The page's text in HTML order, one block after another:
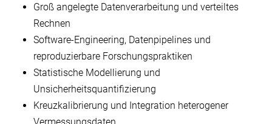
Groß angelegte Datenverarbeitung und verteiltes
Rechnen
Software-Engineering, Datenpipelines und
reproduzierbare Forschungspraktiken
Statistische Modellierung und
Unsicherheitsquantifizierung
Kreuzkalibrierung und Integration heterogener
Vermessungsdaten